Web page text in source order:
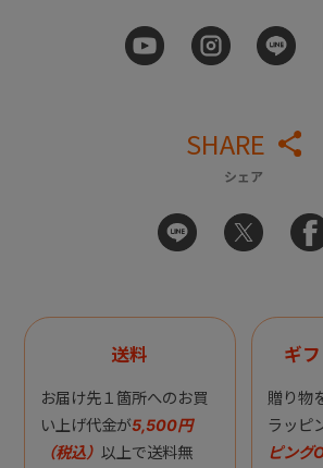
SHARE
シェア
送料
お届け先１箇所へのお買
い上げ代金が5,500円
（税込） 以上で送料無
ギ
贈り物
ラッピ
ピング